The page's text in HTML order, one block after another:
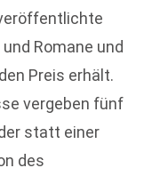
Romane und
Preis erhält.
vergeben fünf
statt einer
des